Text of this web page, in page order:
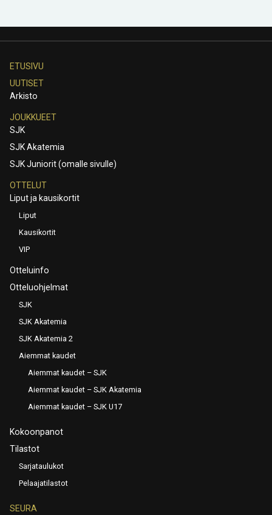
ETUSIVU
UUTISET
Arkisto
JOUKKUEET
SJK
SJK Akatemia
SJK Juniorit (omalle sivulle)
OTTELUT
Liput ja kausikortit
Liput
Kausikortit
VIP
Otteluinfo
Otteluohjelmat
SJK
SJK Akatemia
SJK Akatemia 2
Aiemmat kaudet
Aiemmat kaudet – SJK
Aiemmat kaudet – SJK Akatemia
Aiemmat kaudet – SJK U17
Kokoonpanot
Tilastot
Sarjataulukot
Pelaajatilastot
SEURA